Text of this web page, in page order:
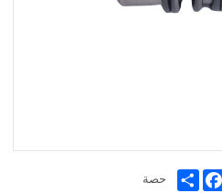
حصة Share
Facebook